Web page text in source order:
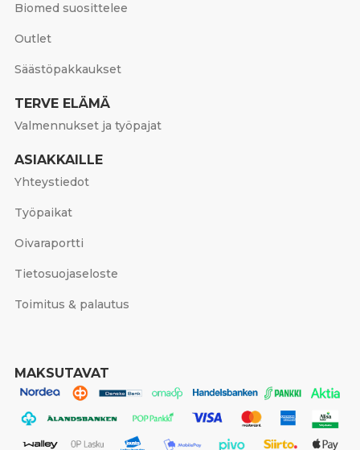
Biomed suosittelee
Outlet
Säästöpakkaukset
TERVE ELÄMÄ
Valmennukset ja työpajat
ASIAKKAILLE
Yhteystiedot
Työpaikat
Oivaraportti
Tietosuojaseloste
Toimitus & palautus
MAKSUTAVAT